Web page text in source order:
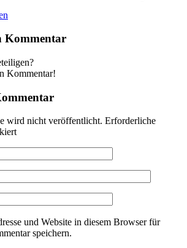
Kommentar
Kommentar!
wird nicht veröffentlicht. Erforderliche
und Website in diesem Browser für
speichern.